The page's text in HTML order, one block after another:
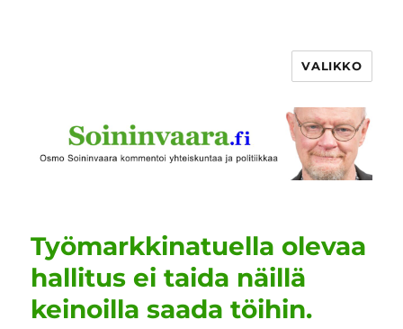
VALIKKO
Työmarkkinatuella olevaa
hallitus ei taida näillä
keinoilla saada töihin.